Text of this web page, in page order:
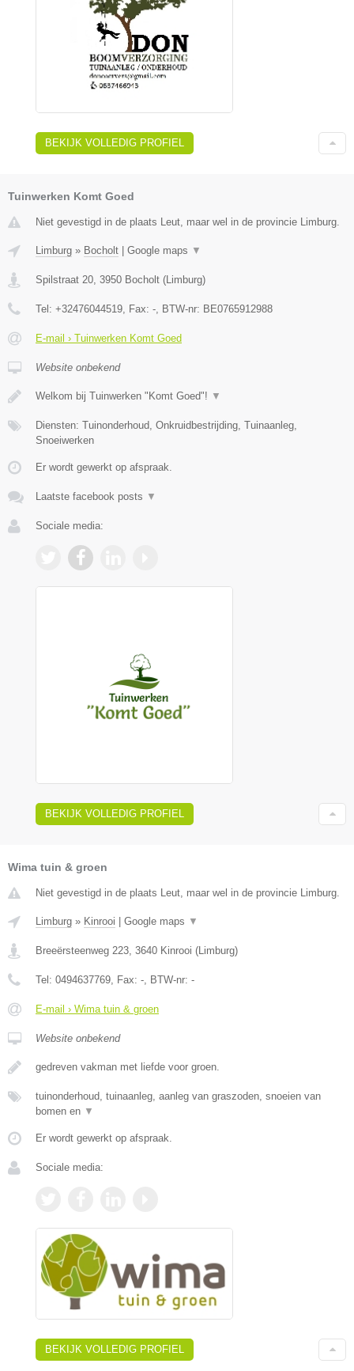
BEKIJK VOLLEDIG PROFIEL
Tuinwerken Komt Goed
Niet gevestigd in de plaats Leut, maar wel in de provincie Limburg.
Limburg » Bocholt Google maps ▼
Spilstraat 20, 3950 Bocholt (Limburg)
Tel: +32476044519, Fax: -, BTW-nr: BE0765912988
E-mail › Tuinwerken Komt Goed
Website onbekend
Welkom bij Tuinwerken "Komt Goed"! ▼
Diensten: Tuinonderhoud, Onkruidbestrijding, Tuinaanleg,
Snoeiwerken
Er wordt gewerkt op afspraak.
Laatste facebook posts ▼
Sociale media:
BEKIJK VOLLEDIG PROFIEL
Wima tuin & groen
Niet gevestigd in de plaats Leut, maar wel in de provincie Limburg.
Limburg » Kinrooi Google maps ▼
Breeërsteenweg 223, 3640 Kinrooi (Limburg)
Tel: 0494637769, Fax: -, BTW-nr: -
E-mail › Wima tuin & groen
Website onbekend
gedreven vakman met liefde voor groen.
tuinonderhoud, tuinaanleg, aanleg van graszoden, snoeien van
bomen en ▼
Er wordt gewerkt op afspraak.
Sociale media:
BEKIJK VOLLEDIG PROFIEL